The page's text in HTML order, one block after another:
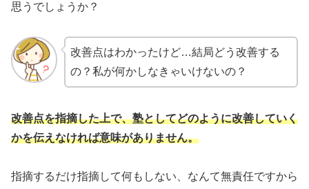
思うでしょうか？
改善点はわかったけど…結局どう改善する
の？私が何かしなきゃいけないの？
改善点を指摘した上で、塾としてどのように改善していく
かを伝えなければ意味がありません。
指摘するだけ指摘して何もしない、なんて無責任ですから